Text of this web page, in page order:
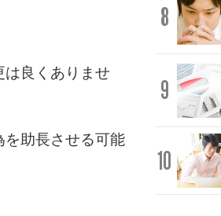
良くありませ
を助長させる可能
8
9
10